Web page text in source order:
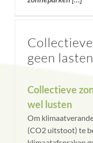
geen
Collectieve
wel lusten
Om
(CO2 uitstoot) te